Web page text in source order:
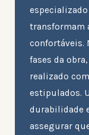
transformam
confortáveis.
fases da
realizado
estipulados.
durabilidade
assegurar